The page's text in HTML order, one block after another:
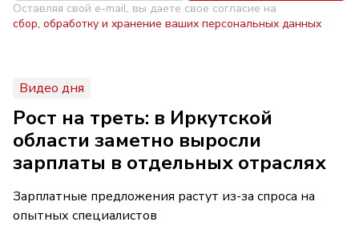
Оставляя свой e-mail, вы даете свое согласие на
сбор, обработку и хранение ваших персональных данных
Видео дня
Рост на треть: в Иркутской
области заметно выросли
зарплаты в отдельных отраслях
Зарплатные предложения растут из-за спроса на
опытных специалистов